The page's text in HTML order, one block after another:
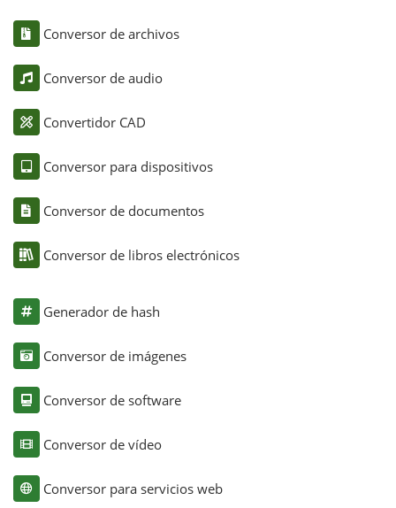
Conversor de archivos
Conversor de audio
Convertidor CAD
Conversor para dispositivos
Conversor de documentos
Conversor de libros electrónicos
Generador de hash
Conversor de imágenes
Conversor de software
Conversor de vídeo
Conversor para servicios web